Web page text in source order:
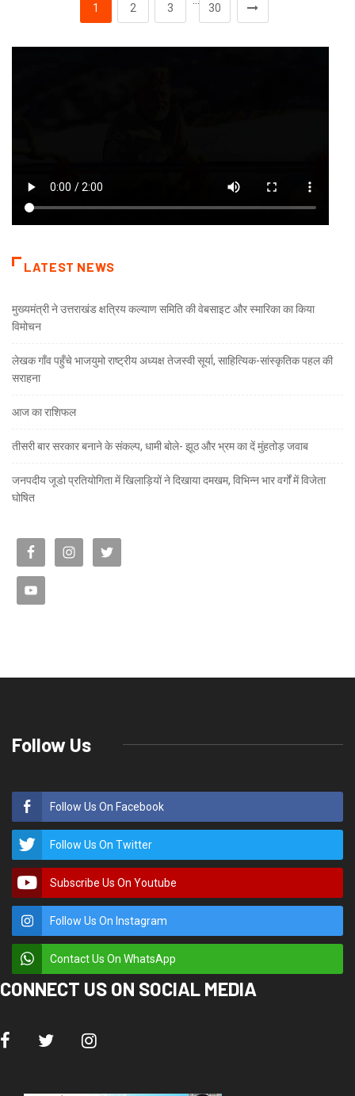
1 2 3 30
LATEST NEWS
मुख्यमंत्री ने उत्तराखंड क्षत्रिय कल्याण समिति की वेबसाइट और स्मारिका का किया
विमोचन
लेखक गाँव पहुँचे भाजयुमो राष्ट्रीय अध्यक्ष तेजस्वी सूर्या, साहित्यिक-सांस्कृतिक पहल की
सराहना
आज का राशिफल
तीसरी बार सरकार बनाने के संकल्प, धामी बोले- झूठ और भ्रम का दें मुंहतोड़ जवाब
जनपदीय जूडो प्रतियोगिता में खिलाड़ियों ने दिखाया दमखम, विभिन्न भार वर्गों में विजेता
घोषित
Follow Us
Follow Us On Facebook
Follow Us On Twitter
Subscribe Us On Youtube
Follow Us On Instagram
Contact Us On WhatsApp
CONNECT US ON SOCIAL MEDIA